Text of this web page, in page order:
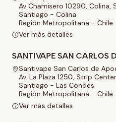
Av Chamisero 10290, Colina,
Santiago - Colina
Región Metropolitana - Chile
Ver más detalles
SANTIVAPE SAN CARLOS
Santivape San Carlos de
Av. La Plaza 1250, Strip
Santiago - Las Condes
Región Metropolitana - Chile
Ver más detalles